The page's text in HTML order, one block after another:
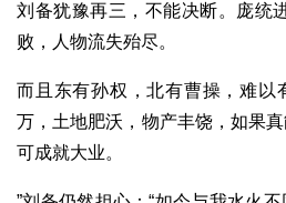
刘备犹豫再三，不能决断。庞统
败，人物流失殆尽。
而且东有孙权，北有曹操，难以
万，土地肥沃，物产丰饶，如果
可成就大业。